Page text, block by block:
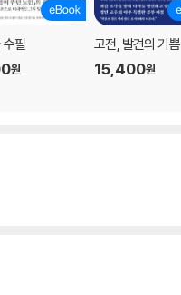
수필
원
고전, 발견의 기쁨
15,400원